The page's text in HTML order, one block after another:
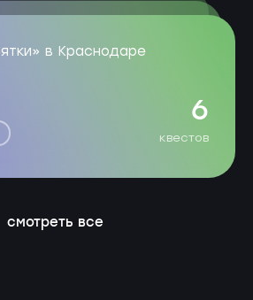
в Краснодаре
6
квестов
смотреть все